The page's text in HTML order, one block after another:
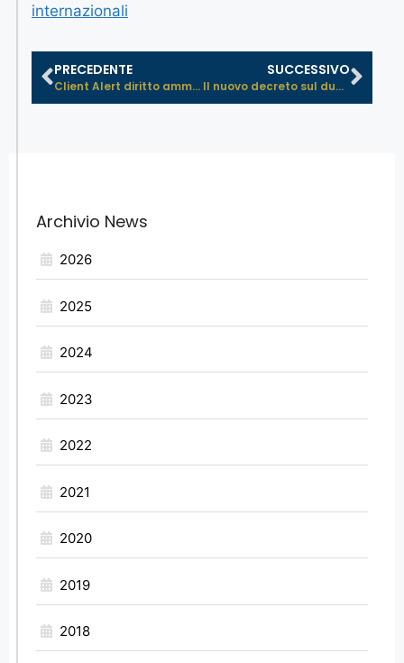
internazionali
PRECEDENTE
Client Alert diritto amministrativo...
SUCCESSIVO
Il nuovo decreto sul dual use: semi...
Archivio News
2026
2025
2024
2023
2022
2021
2020
2019
2018